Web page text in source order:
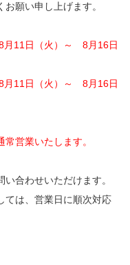
願い申し上げます。
月11日（火）～ 8月16日
（火）～ 8月16日
営業いたします。
合わせいただけます。
ては、営業日に順次対応